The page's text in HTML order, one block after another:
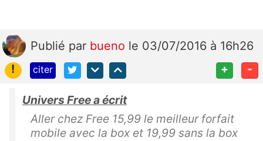
Publié par bueno le 03/07/2016 à 16h26
!
citer + -
Univers Free a écrit
Aller chez Free 15,99 le meilleur forfait
mobile avec la box et 19,99 sans la box